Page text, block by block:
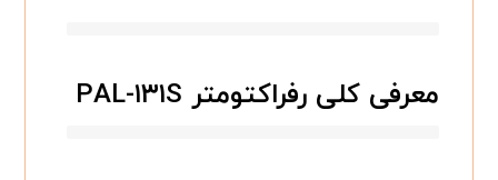
معرفی کلی رفراکتومتر PAL-۱۳۱S